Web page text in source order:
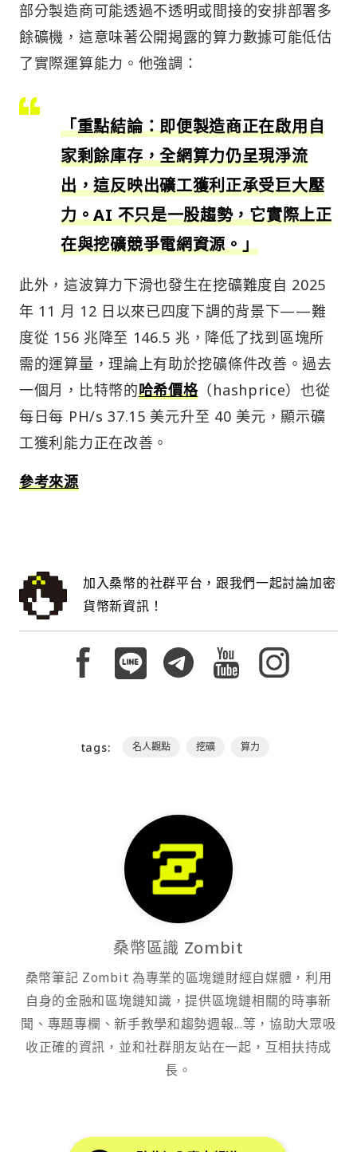
部分製造商可能透過不透明或間接的安排部署多
餘礦機，這意味著公開揭露的算力數據可能低估
了實際運算能力。他強調：
「重點結論：即便製造商正在啟用自
家剩餘庫存，全網算力仍呈現淨流
出，這反映出礦工獲利正承受巨大壓
力。AI 不只是一股趨勢，它實際上正
在與挖礦競爭電網資源。」
此外，這波算力下滑也發生在挖礦難度自 2025
年 11 月 12 日以來已四度下調的背景下——難
度從 156 兆降至 146.5 兆，降低了找到區塊所
需的運算量，理論上有助於挖礦條件改善。過去
一個月，比特幣的哈希價格（hashprice）也從
每日每 PH/s 37.15 美元升至 40 美元，顯示礦
工獲利能力正在改善。
參考來源
加入桑幣的社群平台，跟我們一起討論加密
貨幣新資訊！
tags: 名人觀點 挖礦 算力
桑幣區識 Zombit
桑幣筆記 Zombit 為專業的區塊鏈財經自媒體，利用
自身的金融和區塊鏈知識，提供區塊鏈相關的時事新
聞、專題專欄、新手教學和趨勢週報...等，協助大眾吸
收正確的資訊，並和社群朋友站在一起，互相扶持成
長。